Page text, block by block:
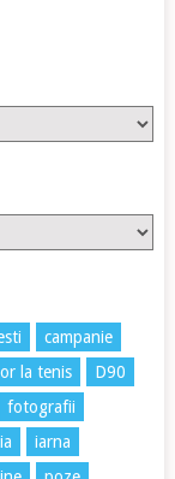
campanie
la tenis
D90
fotografii
iarna